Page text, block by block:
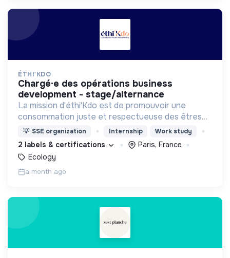
ÉTHI'KDO
chargé·e des opérations business
development - stage/alternance
La mission d'éthi'Kdo est de promouvoir une
consommation juste et respectueuse des êtres
vivants et de la planète
💡 SSE organization Internship Work study
2 labels & certifications
Paris, France
Ecology
a month ago